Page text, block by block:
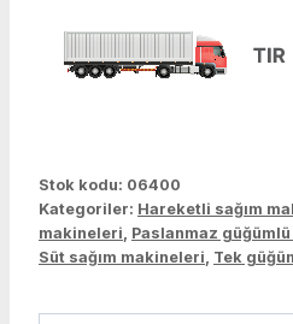
Stok kodu: 06400
Kategoriler: Hareketli sağım
makineleri, Paslanmaz
Süt sağım makineleri, Tek